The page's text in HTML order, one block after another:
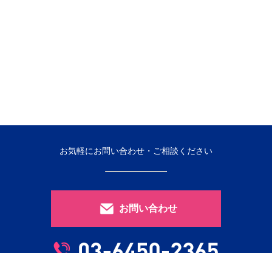
お気軽にお問い合わせ・ご相談ください
お問い合わせ